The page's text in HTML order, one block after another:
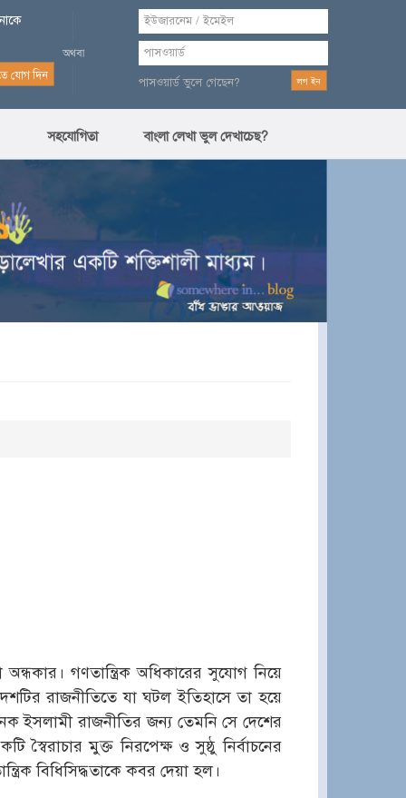
পাসওয়ার্ড ভুলে গেছেন?
সহযোগিতা বাংলা লেখা ভুল দেখাচেছ?
গণতান্ত্রিক অধিকারের সুযোগ নিয়ে
রাজনীতিতে যা ঘটল ইতিহাসে তা হয়ে
ইসলামী রাজনীতির জন্য তেমনি সে দেশের
স্বৈরাচার মুক্ত নিরপেক্ষ ও সুষ্ঠু নির্বাচনের
বিধিসিদ্ধতাকে কবর দেয়া হল।